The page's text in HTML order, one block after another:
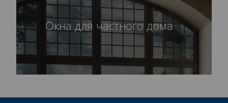
Окна для частного дома